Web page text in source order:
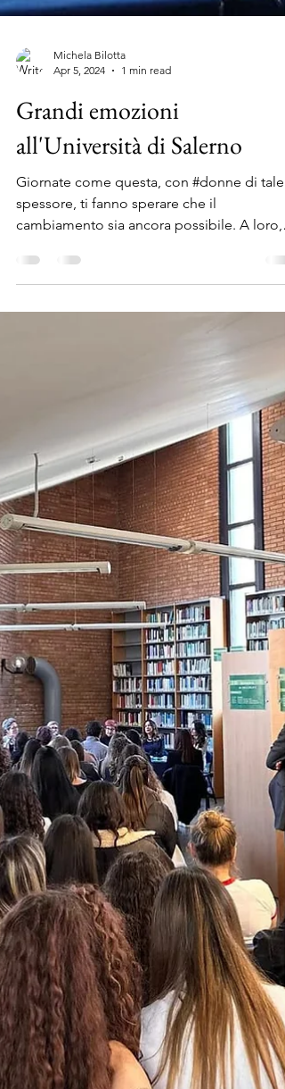
Apr 5, 2024
Grandi emozioni
all'Università di Salerno
Giornate come questa, con #donne di tale
spessore, ti fanno sperare che il
cambiamento sia ancora possibile. A loro,
una gratitudine per...